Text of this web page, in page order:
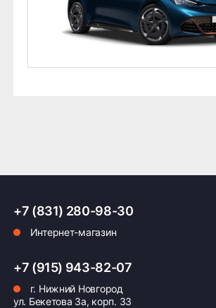
+7 (831) 280-98-30
Интернет-магазин
+7 (915) 943-82-07
г. Нижний Новгород
ул. Бекетова 3а, корп. 33